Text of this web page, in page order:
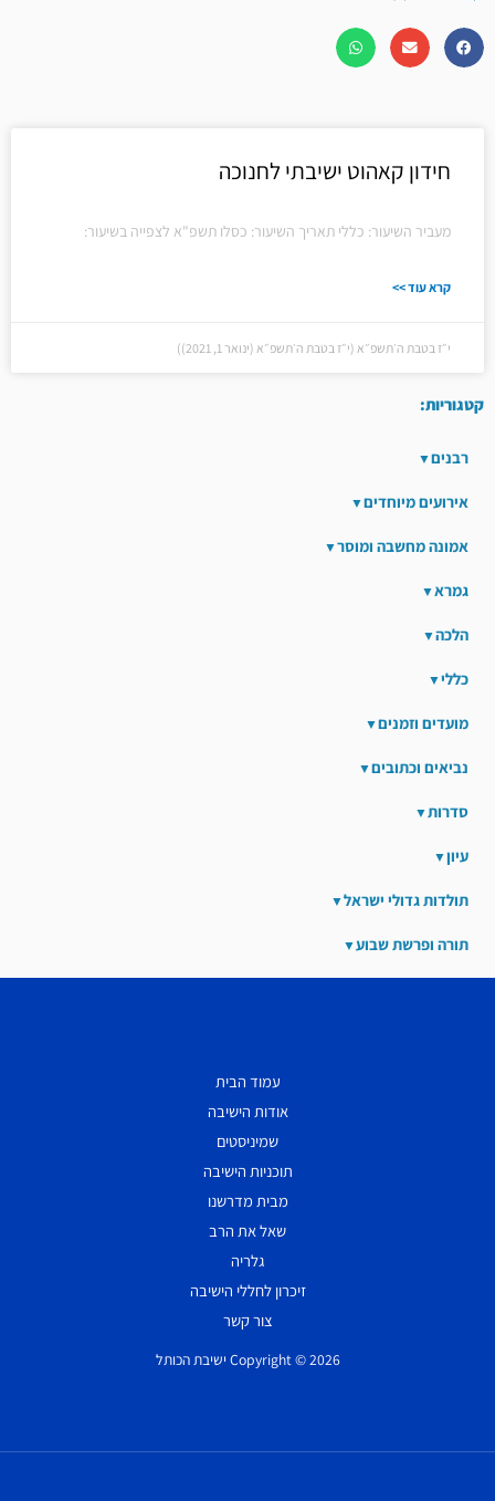
חידון קאהוט ישיבתי לחנוכה
מעביר השיעור: כללי תאריך השיעור: כסלו תשפ"א לצפייה בשיעור:
קרא עוד >>
י״ז בטבת ה׳תשפ״א (י״ז בטבת ה׳תשפ״א (ינואר 1, 2021))
קטגוריות:
רבנים
אירועים מיוחדים
אמונה מחשבה ומוסר
גמרא
הלכה
כללי
מועדים וזמנים
נביאים וכתובים
סדרות
עיון
תולדות גדולי ישראל
תורה ופרשת שבוע
עמוד הבית
אודות הישיבה
שמיניסטים
תוכניות הישיבה
מבית מדרשנו
שאל את הרב
גלריה
זיכרון לחללי הישיבה
צור קשר
Copyright © 2026 ישיבת הכותל